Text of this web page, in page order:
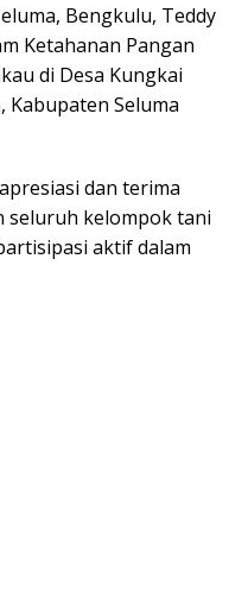
Bengkulu, Teddy
Ketahanan Pangan
di Desa Kungkai
Kabupaten Seluma
dan terima
seluruh kelompok tani
aktif dalam